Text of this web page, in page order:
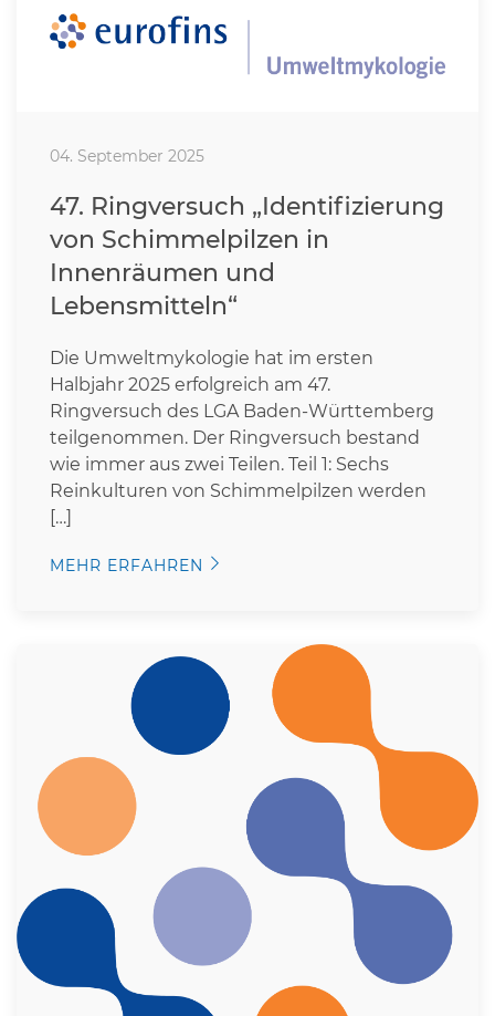
04. September 2025
47. Ringversuch „Identifizierung
von Schimmelpilzen in
Innenräumen und
Lebensmitteln“
Die Umweltmykologie hat im ersten
Halbjahr 2025 erfolgreich am 47.
Ringversuch des LGA Baden-Württemberg
teilgenommen. Der Ringversuch bestand
wie immer aus zwei Teilen. Teil 1: Sechs
Reinkulturen von Schimmelpilzen werden
[…]
MEHR ERFAHREN